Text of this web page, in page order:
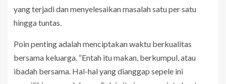
yang terjadi dan menyelesaikan masalah satu per satu
hingga tuntas.
Poin penting adalah menciptakan waktu berkualitas
bersama keluarga. “Entah itu makan, berkumpul, atau
ibadah bersama. Hal-hal yang dianggap sepele ini